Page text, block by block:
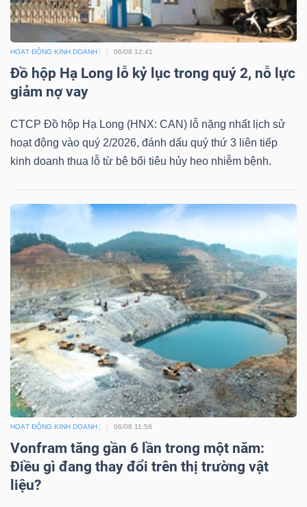
HOẠT ĐỘNG KINH DOANH 06/08 12:41
Đồ hộp Hạ Long lỗ kỷ lục trong quý 2, nỗ lực
giảm nợ vay
CTCP Đồ hộp Hạ Long (HNX: CAN) lỗ nặng nhất lịch sử
hoạt động vào quý 2/2026, đánh dấu quý thứ 3 liên tiếp
kinh doanh thua lỗ từ bê bối tiêu hủy heo nhiễm bệnh.
HOẠT ĐỘNG KINH DOANH 06/08 11:58
Vonfram tăng gần 6 lần trong một năm:
Điều gì đang thay đổi trên thị trường vật
liệu?